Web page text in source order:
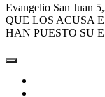
Evangelio San Juan
QUE LOS ACUSA
HAN PUESTO SU